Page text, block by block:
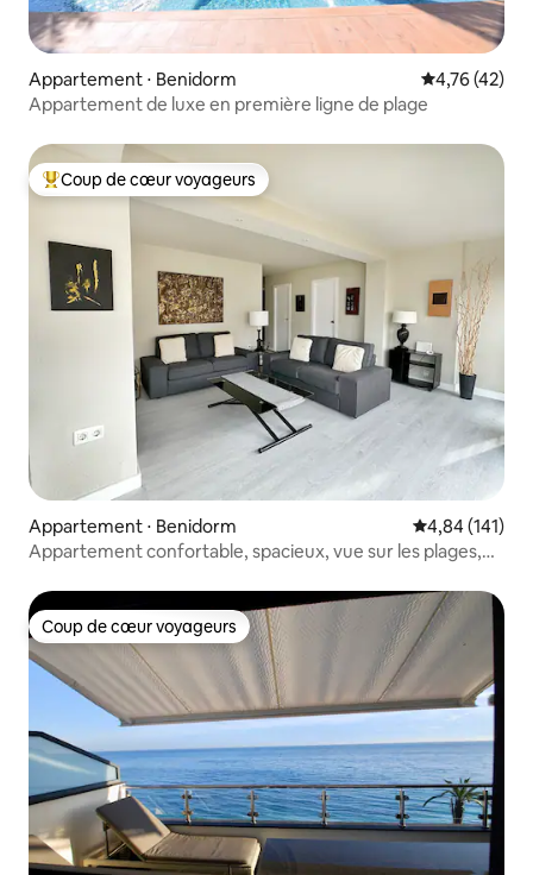
Appartement ⋅ Benidorm Évaluation
4,76 (42)
Appartement de luxe en première ligne de plage
Coups de cœur voyageurs les plus appréciés
Coup de cœur voyageurs
Appartement ⋅ Benidorm Évaluation
4,84 (141)
Appartement confortable, spacieux, vue sur les plages,
Coup de cœur voyageurs
Coup de cœur voyageurs